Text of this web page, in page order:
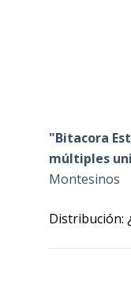
"Bitacora
múltiples
Montesinos
Distribución: